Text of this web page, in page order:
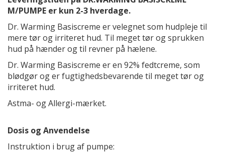
M/PUMPE er kun 2-3 hverdage.
Dr. Warming Basiscreme er velegnet som hudpleje til
mere tør og irriteret hud. Til meget tør og sprukken
hud på hænder og til revner på hælene.
Dr. Warming Basiscreme er en 92% fedtcreme, som
blødgør og er fugtighedsbevarende til meget tør og
irriteret hud.
Astma- og Allergi-mærket.
Dosis og Anvendelse
Instruktion i brug af pumpe: